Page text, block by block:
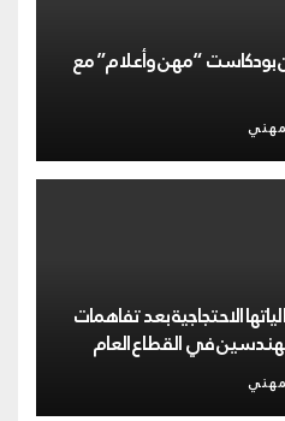
بودكاست “مهن وأعلام” مع
الاحتجاجية بعد تفاهمات
في القطاع العام